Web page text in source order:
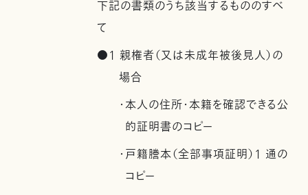
下記の書類のうち該当するもののすべ
て
●1 親権者（又は未成年被後見人）の
場合
・本人の住所・本籍を確認できる公
的証明書のコピー
・戸籍謄本（全部事項証明）1 通の
コピー